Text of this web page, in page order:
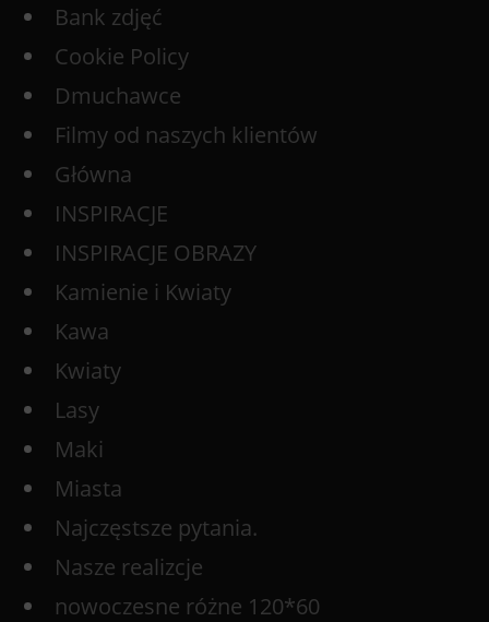
Bank zdjęć
Cookie Policy
Dmuchawce
Filmy od naszych klientów
Główna
INSPIRACJE
INSPIRACJE OBRAZY
Kamienie i Kwiaty
Kawa
Kwiaty
Lasy
Maki
Miasta
Najczęstsze pytania.
Nasze realizcje
nowoczesne różne 120*60